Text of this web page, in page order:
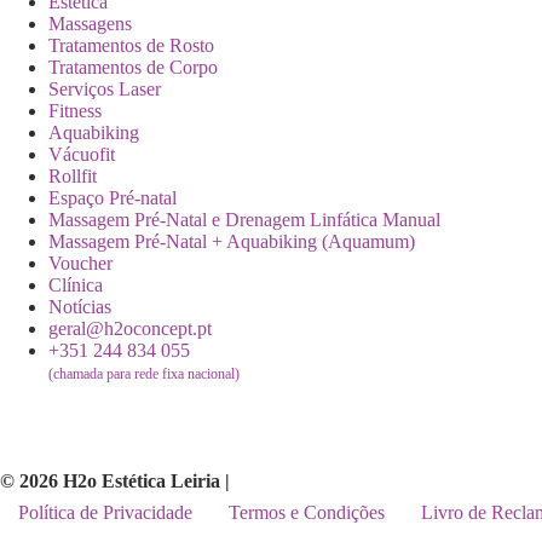
Massagens
Tratamentos de Rosto
Tratamentos de Corpo
Serviços Laser
Fitness
Aquabiking
Vácuofit
Rollfit
Espaço Pré-natal
Massagem Pré-Natal e Drenagem Linfática Manual
Massagem Pré-Natal + Aquabiking (Aquamum)
Voucher
Clínica
Notícias
geral@h2oconcept.pt
+351 244 834 055
(chamada para rede fixa nacional)
© 2026 H2o Estética Leiria |
Política de Privacidade
Termos e Condições Livro de